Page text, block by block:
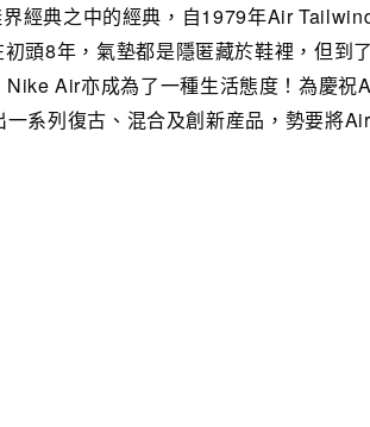
經典之中的經典，自1979年Air
頭8年，氣墊都是隱匿藏於鞋裡，但到
Air亦成為了一種生活態度！為慶祝
系列復古、混合及創新産品，勢要將